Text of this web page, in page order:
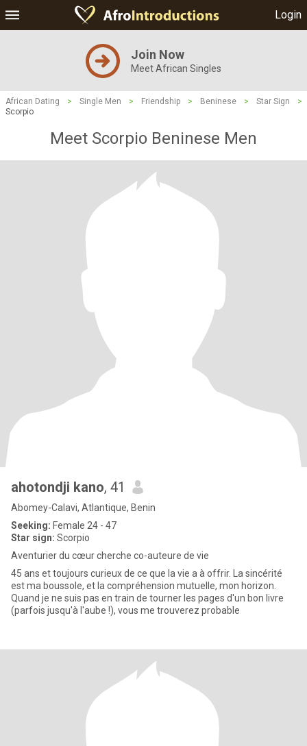
Login
Join Now
Meet African Singles
African Dating > Single Men > Friendship > Beninese > Star Sign
>
Scorpio
Meet Scorpio Beninese Men
ahotondji kano, 41
Abomey-Calavi, Atlantique, Benin
Seeking: Female 24 - 47
Star sign: Scorpio
Aventurier du cœur cherche co-auteure de vie
45 ans et toujours curieux de ce que la vie a à offrir. La sincérité
est ma boussole, et la compréhension mutuelle, mon horizon.
Quand je ne suis pas en train de tourner les pages d'un bon livre
(parfois jusqu'à l'aube !), vous me trouverez probable